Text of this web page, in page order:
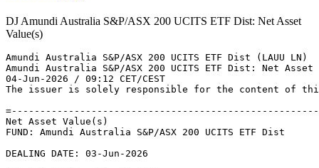
DJ Amundi Australia S&P/ASX 200 UCITS ETF Dist: Net Asset
Value(s)
Amundi Australia S&P/ASX 200 UCITS ETF Dist (LAUU LN)
Amundi Australia S&P/ASX 200 UCITS ETF Dist: Net
04-Jun-2026 / 09:12 CET/CEST
The issuer is solely responsible for the content of
Net Asset Value(s)
FUND: Amundi Australia S&P/ASX 200 UCITS ETF Dist
DEALING DATE: 03-Jun-2026